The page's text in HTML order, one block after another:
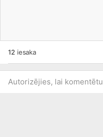
12 iesaka
Autorizējies, lai komentētu